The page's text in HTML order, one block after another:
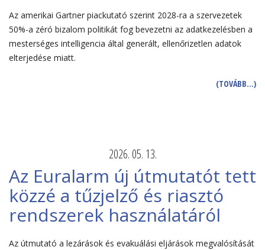
Az amerikai Gartner piackutató szerint 2028-ra a szervezetek
50%-a zéró bizalom politikát fog bevezetni az adatkezelésben a
mesterséges intelligencia által generált, ellenőrizetlen adatok
elterjedése miatt.
(TOVÁBB…)
2026. 05. 13.
Az Euralarm új útmutatót tett
közzé a tűzjelző és riasztó
rendszerek használatáról
Az útmutató a lezárások és evakuálási eljárások megvalósítását